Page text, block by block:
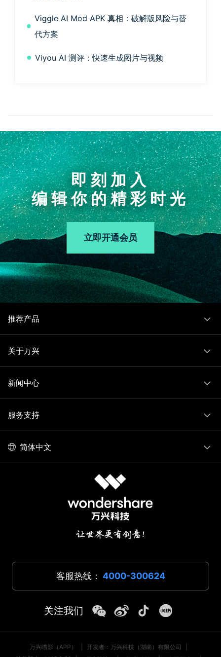
Viggle AI Mod APK 真相：破解版风险与替
代方案
Viyou AI 测评：快速生成图片与视频
即刻加入
编辑你的精彩时光
立即开通会员
推荐产品
关于万兴
新闻中心
服务支持
简体中文
客服热线： 4000-300624
关注我们
万兴喵影（APP） 开发者：万兴科技（湖南）有限公司